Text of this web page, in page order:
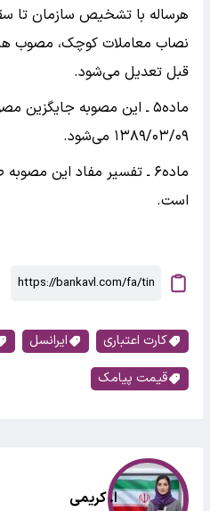
هرساله با تشخیص سازمان تا
نصاب معاملات کوچک، مصوب
قبل تعدیل می‌شود.
۱۳۸۹/۰۳/۰۹ می‌شود.
ماده۶ ـ تفسیر مفاد این
است.
کارت اعتباری ایرانسل
قیمت پیامک
ا. کریمی